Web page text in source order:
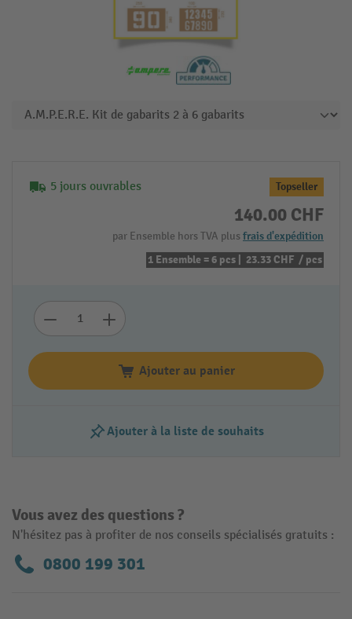
5 jours ouvrables Topseller
140.00 CHF
par Ensemble hors TVA plus frais d'expédition
1 Ensemble = 6 pcs | 23.33 CHF / pcs
Ajouter au panier
Ajouter à la liste de souhaits
Vous avez des questions ?
N'hésitez pas à profiter de nos conseils spécialisés gratuits :
0800 199 301